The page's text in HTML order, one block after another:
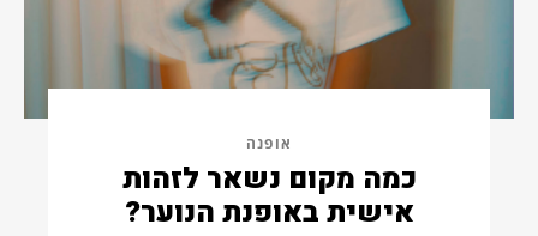
אופנה
כמה מקום נשאר לזהות
אישית באופנת הנוער?